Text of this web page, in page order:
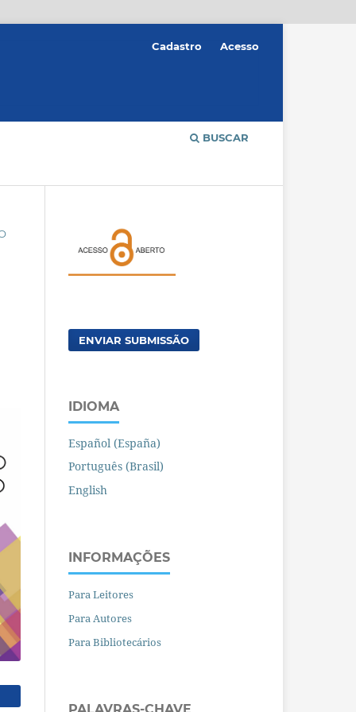
BUSCAR
Cadastro Acesso
ENVIAR SUBMISSÃO
IDIOMA
Español (España)
Português (Brasil)
English
INFORMAÇÕES
Para Leitores
Para Autores
Para Bibliotecários